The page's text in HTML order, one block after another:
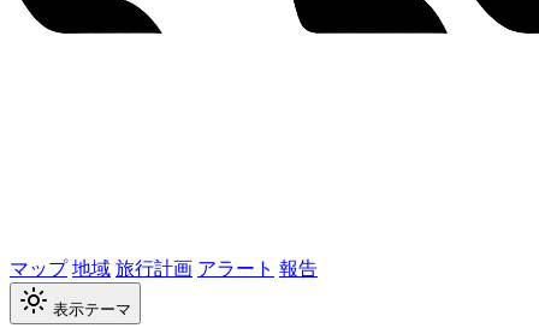
マップ地域旅行計画 アラート 報告
表示テーマ